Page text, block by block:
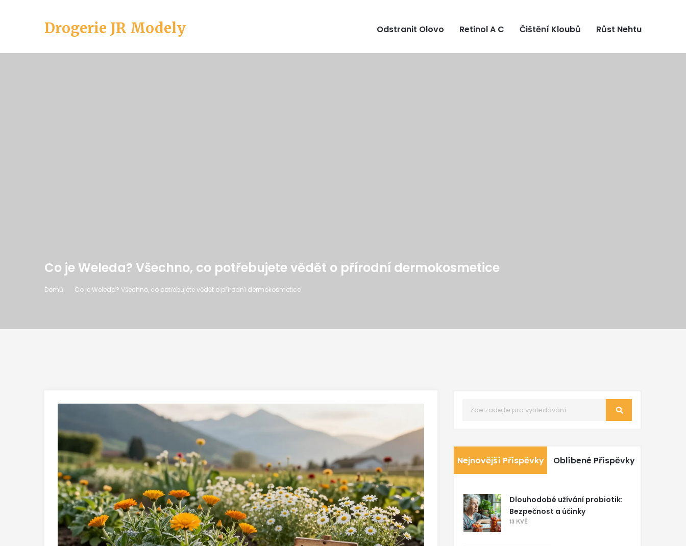
Drogerie JR Modely Odstranit Olovo Retinol A C Čištění Kloubů Růst Nehtu
Co je Weleda? Všechno, co potřebujete vědět o přírodní dermokosmetice
Domů Co je Weleda? Všechno, co potřebujete vědět o přírodní dermokosmetice
Nejnovější Příspěvky Oblíbené Příspěvky
Dlouhodobé užívání probiotik:
Bezpečnost a účinky
13 KVĚ